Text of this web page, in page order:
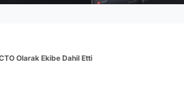
Olarak Ekibe Dahil Etti